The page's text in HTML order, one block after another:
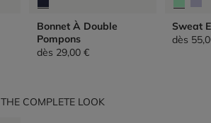
Bonnet À Double
Pompons
dès 29,00 €
Sweat
dès
THE COMPLETE LOOK